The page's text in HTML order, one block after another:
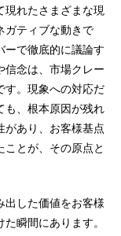
現れたさまざまな現
ガティブな動きで
ーで徹底的に議論す
信念は、市場クレー
す。現象への対応だ
も、根本原因が残れ
があり、お客様基点
とが、その原点と
出した価値をお客様
瞬間にあります。